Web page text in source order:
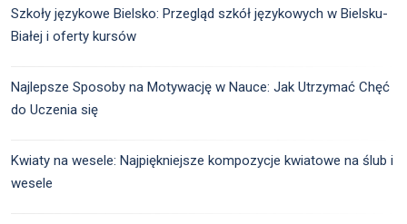
Szkoły językowe Bielsko: Przegląd szkół językowych w Bielsku-
Białej i oferty kursów
Najlepsze Sposoby na Motywację w Nauce: Jak Utrzymać Chęć
do Uczenia się
Kwiaty na wesele: Najpiękniejsze kompozycje kwiatowe na ślub i
wesele